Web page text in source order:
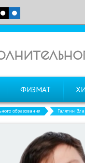
ФИЗМАТ
образования Галятин